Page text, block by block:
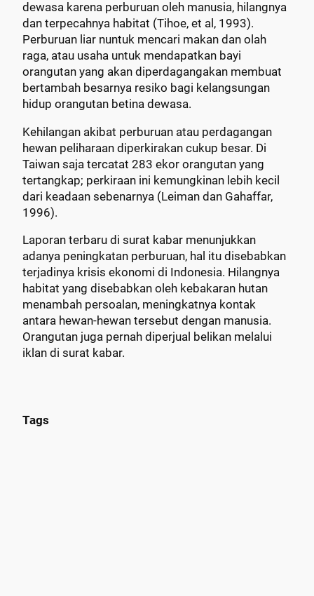
dewasa karena perburuan oleh manusia, hilangnya
dan terpecahnya habitat (Tihoe, et al, 1993).
Perburuan liar nuntuk mencari makan dan olah
raga, atau usaha untuk mendapatkan bayi
orangutan yang akan diperdagangakan membuat
bertambah besarnya resiko bagi kelangsungan
hidup orangutan betina dewasa.
Kehilangan akibat perburuan atau perdagangan
hewan peliharaan diperkirakan cukup besar. Di
Taiwan saja tercatat 283 ekor orangutan yang
tertangkap; perkiraan ini kemungkinan lebih kecil
dari keadaan sebenarnya (Leiman dan Gahaffar,
1996).
Laporan terbaru di surat kabar menunjukkan
adanya peningkatan perburuan, hal itu disebabkan
terjadinya krisis ekonomi di Indonesia. Hilangnya
habitat yang disebabkan oleh kebakaran hutan
menambah persoalan, meningkatnya kontak
antara hewan-hewan tersebut dengan manusia.
Orangutan juga pernah diperjual belikan melalui
iklan di surat kabar.
Tags